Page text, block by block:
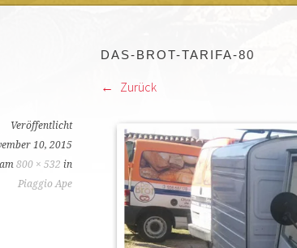
DAS-BROT-TARIFA-80
Zurück
Veröffentlicht
10, 2015
am 800 × 532 in
Piaggio Ape